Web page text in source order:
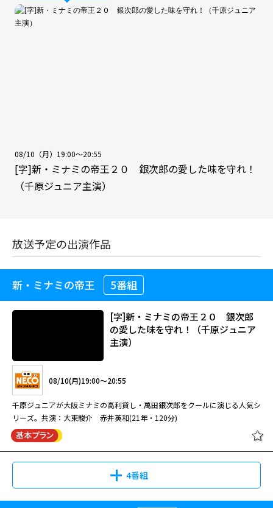
08/10（月）19:00～20:55
[字]新・ミナミの帝王２０ 銀次郎の愛した味を守れ！
（千原ジュニア主演）
放送予定の出演作品
新・ミナミの帝王 5番組
[字]新・ミナミの帝王２０ 銀次郎
の愛した味を守れ！（千原ジュニア
主演）
08/10(月)19:00～20:55
千原ジュニアが大阪ミナミの高利貸し・萬田銀次郎をクールに演じる人気シ
リーズ。共演：大東駿介 赤井英和(21年・120分)
4番組